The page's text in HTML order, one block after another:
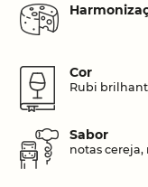
Cor
Rubi
Sabor
notas cereja,